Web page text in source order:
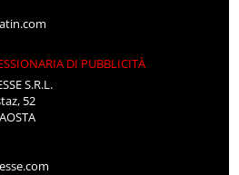
DI PUBBLICITÀ
S.R.L.
52